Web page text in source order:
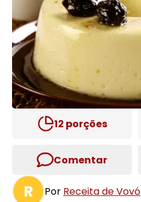
12 porções
Comentar
R Por Receita de Vovó